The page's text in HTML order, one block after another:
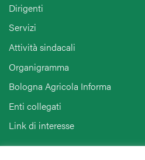
Dirigenti
Servizi
Attività sindacali
Organigramma
Bologna Agricola Informa
Enti collegati
Link di interesse